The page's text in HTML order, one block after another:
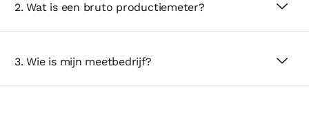
2. Wat is een bruto productiemeter?
3. Wie is mijn meetbedrijf?